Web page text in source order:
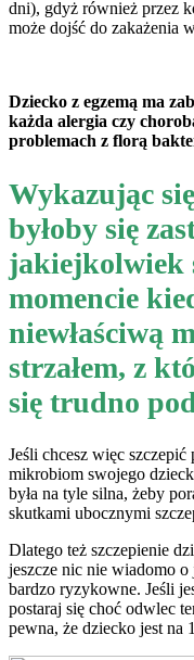
dni), gdyż również przez
może dojść do zakażenia
Dziecko z egzemą ma
każda alergia czy
problemach z florą
Wykazując
byłoby się
jakiejkolwiek
momencie
niewłaściwą
strzałem, z
się trudno
Jeśli chcesz więc
mikrobiom swojego
była na tyle silna, żeby
skutkami ubocznymi
Dlatego też szczepienie
jeszcze nic nie wiadomo
bardzo ryzykowne. Jeśli
postaraj się choć odwlec
pewna, że dziecko jest na